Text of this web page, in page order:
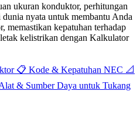
ukuran konduktor, perhitungan
nyata untuk membantu Anda
memastikan kepatuhan terhadap
kelistrikan dengan Kalkulator
📋 Kode & Kepatuhan NEC 📐
Alat & Sumber Daya untuk Tukang